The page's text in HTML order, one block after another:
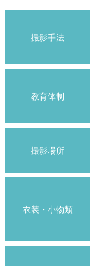
撮影手法
教育体制
撮影場所
衣装・小物類